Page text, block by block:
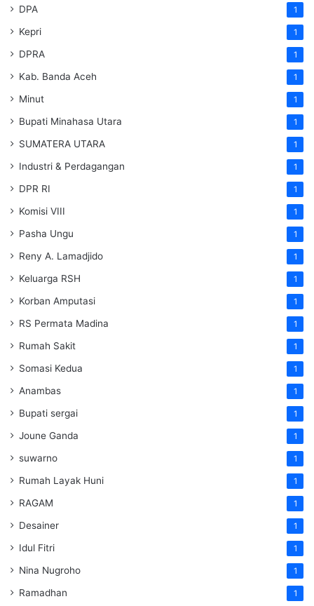
DPA 1
Kepri 1
DPRA 1
Kab. Banda Aceh 1
Minut 1
Bupati Minahasa Utara 1
SUMATERA UTARA 1
Industri & Perdagangan 1
DPR RI 1
Komisi VIII 1
Pasha Ungu 1
Reny A. Lamadjido 1
Keluarga RSH 1
Korban Amputasi 1
RS Permata Madina 1
Rumah Sakit 1
Somasi Kedua 1
Anambas 1
Bupati sergai 1
Joune Ganda 1
suwarno 1
Rumah Layak Huni 1
RAGAM 1
Desainer 1
Idul Fitri 1
Nina Nugroho 1
Ramadhan 1